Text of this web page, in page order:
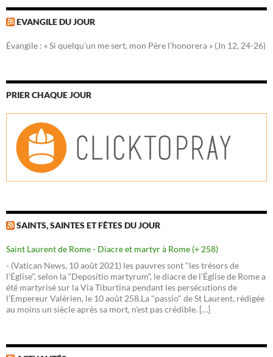
EVANGILE DU JOUR
Évangile : « Si quelqu’un me sert, mon Père l’honorera » (Jn 12, 24-26)
PRIER CHAQUE JOUR
SAINTS, SAINTES ET FÊTES DU JOUR
Saint Laurent de Rome - Diacre et martyr à Rome (+ 258)
- (Vatican News, 10 août 2021) les pauvres sont "les trésors de
l'Église", selon la “Depositio martyrum”, le diacre de l'Église de Rome a
été martyrisé sur la Via Tiburtina pendant les persécutions de
l’Empereur Valérien, le 10 août 258.La "passio" de St Laurent, rédigée
au moins un siècle après sa mort, n'est pas crédible. […]